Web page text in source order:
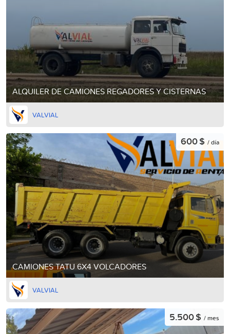
ALQUILER DE CAMIONES REGADORES Y CISTERNAS
VALVIAL
CAMIONES TATU 6X4 VOLCADORES
600 $ / día
VALVIAL
5.500 $ / mes